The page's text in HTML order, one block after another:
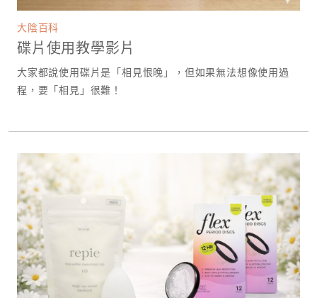
大陰百科
碟片使用教學影片
大家都說使用碟片是「相見恨晚」，但如果無法想像使用過
程，要「相見」很難！